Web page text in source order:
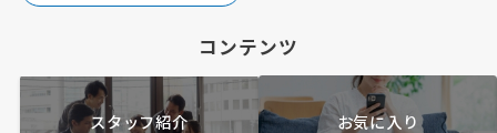
コンテンツ
スタッフ紹介 お気に入り